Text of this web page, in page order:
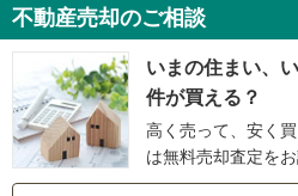
不動産売却のご相談
いまの住まい、
件が買える？
高く売って、安く
は無料売却査定をお